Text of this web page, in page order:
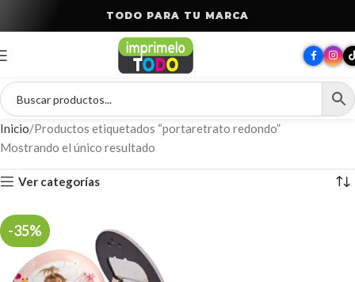
T ODO PARA T U MARCA
Inicio Productos etiquetados “portaretrato redondo”
Mostrando el único resultado
Ver categorías
-35%